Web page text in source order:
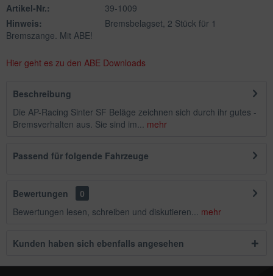
Artikel-Nr.:
39-1009
Hinweis:
Bremsbelagset, 2 Stück für 1
Bremszange. Mit ABE!
Hier geht es zu den ABE Downloads
Beschreibung
Die AP-Racing Sinter SF Beläge zeichnen sich durch ihr gutes -
Bremsverhalten aus. Sie sind im... mehr
Passend für folgende Fahrzeuge
Bewertungen
0
Bewertungen lesen, schreiben und diskutieren... mehr
Kunden haben sich ebenfalls angesehen